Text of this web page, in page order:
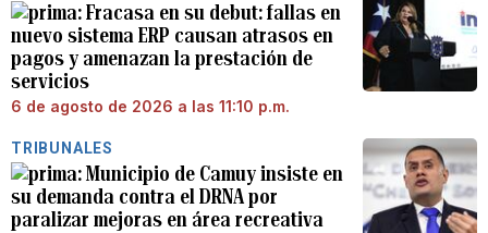
Fracasa en su debut: fallas en
nuevo sistema ERP causan atrasos en
pagos y amenazan la prestación de
servicios
6 de agosto de 2026 a las 11:10 p.m.
TRIBUNALES
Municipio de Camuy insiste en
su demanda contra el DRNA por
paralizar mejoras en área recreativa